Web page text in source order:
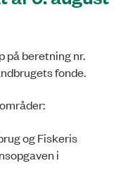
på beretning nr.
fonde.
og Fiskeris
i